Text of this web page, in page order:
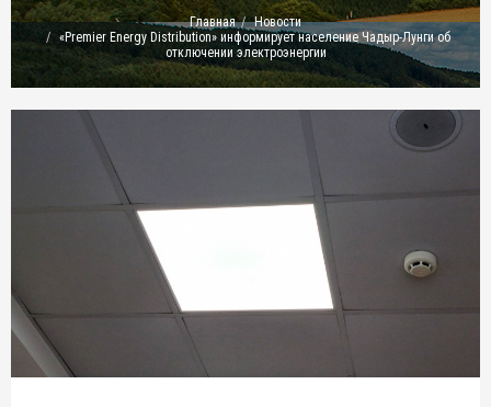
Главная
Новости
«Premier Energy Distribution» информирует население Чадыр-Лунги об
отключении электроэнергии